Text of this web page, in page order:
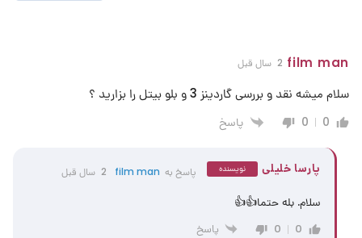
film man 2 سال قبل
سلام میشه نقد و بررسی گاردینز 3 و بلو بیتل را بزارید ؟
0
0 پاسخ
پارسا خلیلی نویسنده پاسخ به film man 2 سال قبل
سلام. بله حتما👍👍
0
0 پاسخ